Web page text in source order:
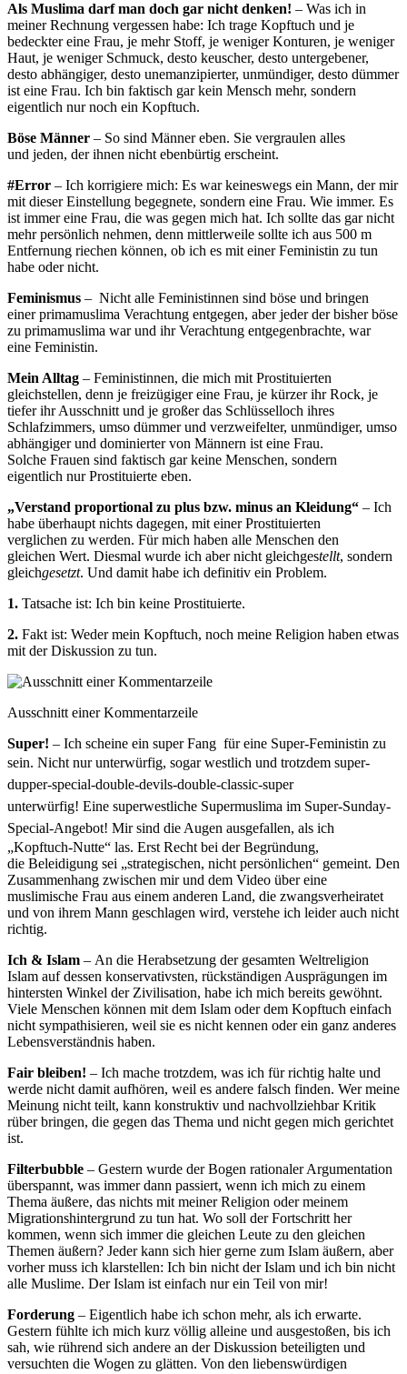
Als Muslima darf man doch gar nicht denken! – Was ich in
meiner Rechnung vergessen habe: Ich trage Kopftuch und je
bedeckter eine Frau, je mehr Stoff, je weniger Konturen, je weniger
Haut, je weniger Schmuck, desto keuscher, desto untergebener,
desto abhängiger, desto unemanzipierter, unmündiger, desto dümmer
ist eine Frau. Ich bin faktisch gar kein Mensch mehr, sondern
eigentlich nur noch ein Kopftuch.
Böse Männer – So sind Männer eben. Sie vergraulen alles
und jeden, der ihnen nicht ebenbürtig erscheint.
#Error – Ich korrigiere mich: Es war keineswegs ein Mann, der mir
mit dieser Einstellung begegnete, sondern eine Frau. Wie immer. Es
ist immer eine Frau, die was gegen mich hat. Ich sollte das gar nicht
mehr persönlich nehmen, denn mittlerweile sollte ich aus 500 m
Entfernung riechen können, ob ich es mit einer Feministin zu tun
habe oder nicht.
Feminismus – Nicht alle Feministinnen sind böse und bringen
einer primamuslima Verachtung entgegen, aber jeder der bisher böse
zu primamuslima war und ihr Verachtung entgegenbrachte, war
eine Feministin.
Mein Alltag – Feministinnen, die mich mit Prostituierten
gleichstellen, denn je freizügiger eine Frau, je kürzer ihr Rock, je
tiefer ihr Ausschnitt und je großer das Schlüsselloch ihres
Schlafzimmers, umso dümmer und verzweifelter, unmündiger, umso
abhängiger und dominierter von Männern ist eine Frau.
Solche Frauen sind faktisch gar keine Menschen, sondern
eigentlich nur Prostituierte eben.
„Verstand proportional zu plus bzw. minus an Kleidung“ – Ich
habe überhaupt nichts dagegen, mit einer Prostituierten
verglichen zu werden. Für mich haben alle Menschen den
gleichen Wert. Diesmal wurde ich aber nicht gleichgestellt, sondern
gleichgesetzt. Und damit habe ich definitiv ein Problem.
1. Tatsache ist: Ich bin keine Prostituierte.
2. Fakt ist: Weder mein Kopftuch, noch meine Religion haben etwas
mit der Diskussion zu tun.
Ausschnitt einer Kommentarzeile
Super! – Ich scheine ein super Fang für eine Super-Feministin zu
sein. Nicht nur unterwürfig, sogar westlich und trotzdem super-
dupper-special-double-devils-double-classic-super
unterwürfig! Eine superwestliche Supermuslima im Super-Sunday-
Special-Angebot! Mir sind die Augen ausgefallen, als ich
„Kopftuch-Nutte“ las. Erst Recht bei der Begründung,
die Beleidigung sei „strategischen, nicht persönlichen“ gemeint. Den
Zusammenhang zwischen mir und dem Video über eine
muslimische Frau aus einem anderen Land, die zwangsverheiratet
und von ihrem Mann geschlagen wird, verstehe ich leider auch nicht
richtig.
Ich & Islam – An die Herabsetzung der gesamten Weltreligion
Islam auf dessen konservativsten, rückständigen Ausprägungen im
hintersten Winkel der Zivilisation, habe ich mich bereits gewöhnt.
Viele Menschen können mit dem Islam oder dem Kopftuch einfach
nicht sympathisieren, weil sie es nicht kennen oder ein ganz anderes
Lebensverständnis haben.
Fair bleiben! – Ich mache trotzdem, was ich für richtig halte und
werde nicht damit aufhören, weil es andere falsch finden. Wer meine
Meinung nicht teilt, kann konstruktiv und nachvollziehbar Kritik
rüber bringen, die gegen das Thema und nicht gegen mich gerichtet
ist.
Filterbubble – Gestern wurde der Bogen rationaler Argumentation
überspannt, was immer dann passiert, wenn ich mich zu einem
Thema äußere, das nichts mit meiner Religion oder meinem
Migrationshintergrund zu tun hat. Wo soll der Fortschritt her
kommen, wenn sich immer die gleichen Leute zu den gleichen
Themen äußern? Jeder kann sich hier gerne zum Islam äußern, aber
vorher muss ich klarstellen: Ich bin nicht der Islam und ich bin nicht
alle Muslime. Der Islam ist einfach nur ein Teil von mir!
Forderung – Eigentlich habe ich schon mehr, als ich erwarte.
Gestern fühlte ich mich kurz völlig alleine und ausgestoßen, bis ich
sah, wie rührend sich andere an der Diskussion beteiligten und
versuchten die Wogen zu glätten. Von den liebenswürdigen